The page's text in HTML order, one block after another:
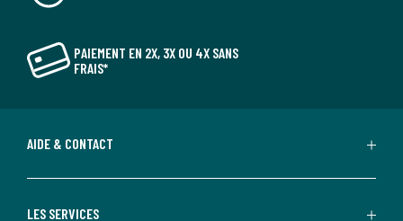
PAIEMENT EN 2X, 3X OU 4X SANS
FRAIS*
AIDE & CONTACT
LES SERVICES